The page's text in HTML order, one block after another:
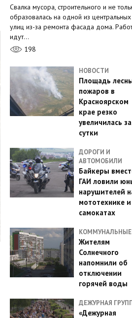
Свалка мусора, строительного и не
образовалась на одной из центральных
улиц из-за ремонта фасада дома.
идут…
198
НОВОСТИ
Площадь
пожаров в
Красноярском
крае резко
увеличилась за
сутки
ДОРОГИ И
АВТОМОБИЛИ
Байкеры
ГАИ ловили
нарушителей
мототехнике и
самокатах
КОММУНАЛЬНЫЕ
Жителям
Солнечного
напомнили об
отключении
горячей воды
ДЕЖУРНАЯ
«Дежурная